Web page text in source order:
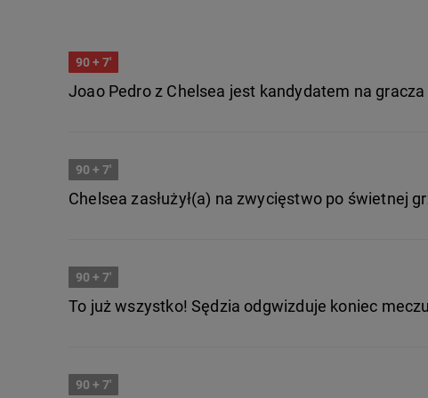
90+ 7'
Joao Pedro z Chelsea jest kandydatem na
90 + 7'
Chelsea zasłużył(a) na zwycięstwo po świetnej
90 + 7'
To już wszystko! Sędzia odgwizduje koniec
90 + 7'